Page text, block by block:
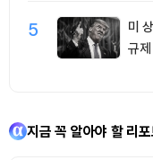
5
미
규
지금 꼭 알아야 할 리